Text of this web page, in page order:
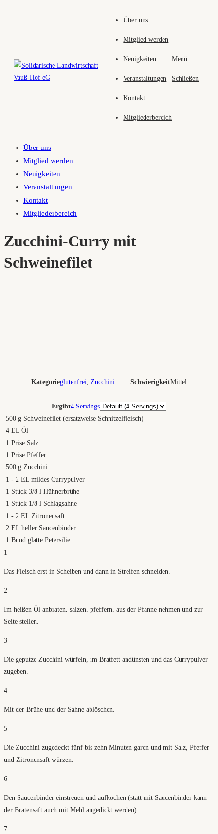
Über uns
Mitglied werden
Neuigkeiten
Veranstaltungen
Kontakt
Mitgliederbereich
Menü
Schließen
Über uns
Mitglied werden
Neuigkeiten
Veranstaltungen
Kontakt
Mitgliederbereich
Zucchini-Curry mit
Schweinefilet
Kategorieglutenfrei, Zucchini SchwierigkeitMittel
Ergibt4 ServingsPortionen
500 g Schweinefilet (ersatzweise Schnitzelfleisch)
4 EL Öl
1 Prise Salz
1 Prise Pfeffer
500 g Zucchini
1 - 2 EL mildes Currypulver
1 Stück 3/8 l Hühnerbrühe
1 Stück 1/8 l Schlagsahne
1 - 2 EL Zitronensaft
2 EL heller Saucenbinder
1 Bund glatte Petersilie
1
Das Fleisch erst in Scheiben und dann in Streifen schneiden.
2
Im heißen Öl anbraten, salzen, pfeffern, aus der Pfanne nehmen und zur
Seite stellen.
3
Die geputze Zucchini würfeln, im Bratfett andünsten und das Currypulver
zugeben.
4
Mit der Brühe und der Sahne ablöschen.
5
Die Zucchini zugedeckt fünf bis zehn Minuten garen und mit Salz, Pfeffer
und Zitronensaft würzen.
6
Den Saucenbinder einstreuen und aufkochen (statt mit Saucenbinder kann
der Bratensaft auch mit Mehl angedickt werden).
7